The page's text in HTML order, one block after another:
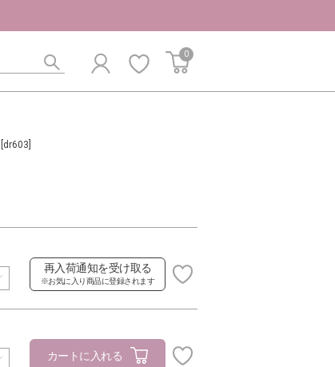
0
[dr603]
再入荷通知を受け取る
※お気に入り商品に登録されます
カートに入れる